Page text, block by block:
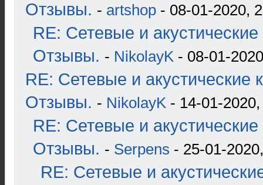
Отзывы. - artshop - 08-01-2020,
RE: Сетевые и
Отзывы. - NikolayK - 08-01-
RE: Сетевые и акустические
Отзывы. - NikolayK - 14-01-
RE: Сетевые и
Отзывы. - Serpens - 25-01-
RE: Сетевые и